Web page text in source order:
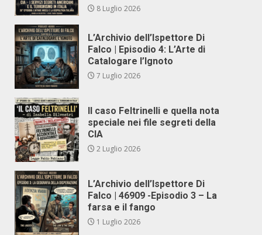
8 Luglio 2026
L’Archivio dell’Ispettore Di
Falco | Episodio 4: L’Arte di
Catalogare l’Ignoto
7 Luglio 2026
Il caso Feltrinelli e quella nota
speciale nei file segreti della
CIA
2 Luglio 2026
L’Archivio dell’Ispettore Di
Falco | 46909 -Episodio 3 – La
farsa e il fango
1 Luglio 2026